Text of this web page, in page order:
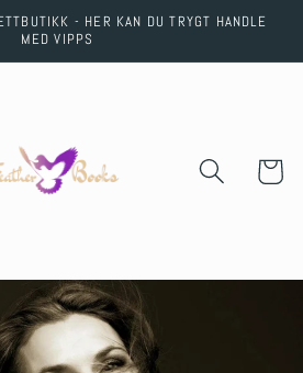
- HER KAN DU TRYGT HANDLE
MED VIPPS
Cart